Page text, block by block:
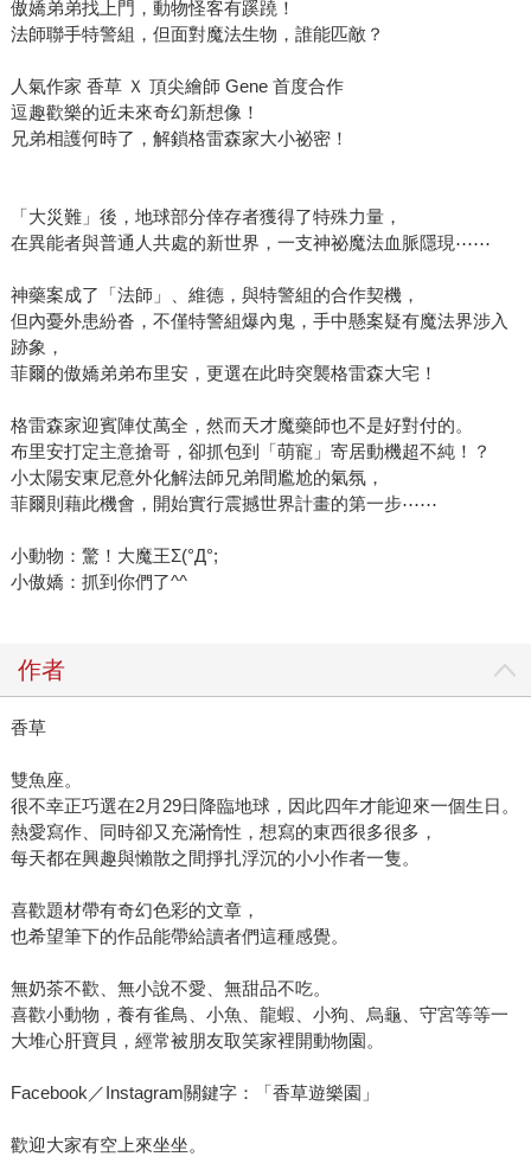
傲嬌弟弟找上門，動物怪客有蹊蹺！
法師聯手特警組，但面對魔法生物，誰能匹敵？
人氣作家 香草 Ｘ 頂尖繪師 Gene 首度合作
逗趣歡樂的近未來奇幻新想像！
兄弟相護何時了，解鎖格雷森家大小祕密！
「大災難」後，地球部分倖存者獲得了特殊力量，
在異能者與普通人共處的新世界，一支神祕魔法血脈隱現⋯⋯
神藥案成了「法師」、維德，與特警組的合作契機，
但內憂外患紛沓，不僅特警組爆內鬼，手中懸案疑有魔法界涉入
跡象，
菲爾的傲嬌弟弟布里安，更選在此時突襲格雷森大宅！
格雷森家迎賓陣仗萬全，然而天才魔藥師也不是好對付的。
布里安打定主意搶哥，卻抓包到「萌寵」寄居動機超不純！？
小太陽安東尼意外化解法師兄弟間尷尬的氣氛，
菲爾則藉此機會，開始實行震撼世界計畫的第一步⋯⋯
小動物：驚！大魔王Σ(°Д°;
小傲嬌：抓到你們了^^
作者
香草
雙魚座。
很不幸正巧選在2月29日降臨地球，因此四年才能迎來一個生日。
熱愛寫作、同時卻又充滿惰性，想寫的東西很多很多，
每天都在興趣與懶散之間掙扎浮沉的小小作者一隻。
喜歡題材帶有奇幻色彩的文章，
也希望筆下的作品能帶給讀者們這種感覺。
無奶茶不歡、無小說不愛、無甜品不吃。
喜歡小動物，養有雀鳥、小魚、龍蝦、小狗、烏龜、守宮等等一
大堆心肝寶貝，經常被朋友取笑家裡開動物園。
Facebook／Instagram關鍵字：「香草遊樂園」
歡迎大家有空上來坐坐。